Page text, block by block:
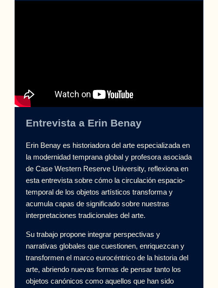
Entrevista a Erin Benay
Erin Benay es historiadora del arte especializada en
la modernidad temprana global y profesora asociada
de Case Western Reserve University, reflexiona en
esta entrevista sobre cómo la circulación espacio-
temporal de los objetos artísticos transforma y
acumula capas de significado sobre nuestras
interpretaciones tradicionales del arte.
Su trabajo propone integrar perspectivas y
narrativas globales que cuestionen, enriquezcan y
transformen el marco eurocéntrico de la historia del
arte, abriendo nuevas formas de pensar tanto los
objetos canónicos como aquellos que han sido